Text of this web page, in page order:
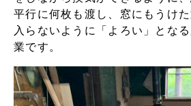
平行に何枚も渡し、窓にもうけ
入らないように「よろい」とな
業です。